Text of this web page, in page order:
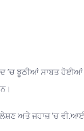
’ਚ ਝੂਠੀਆਂ ਸਾਬਤ
ਅਤੇ ਜਹਾਜ਼ ’ਚ